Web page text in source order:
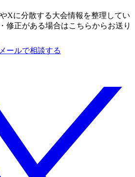
Xに分散する大会情報を整理してい
修正がある場合はこちらからお送り
メールで相談する